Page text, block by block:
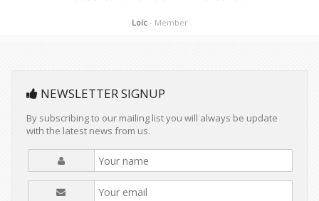
Loic - Member
NEWSLETTER SIGNUP
By subscribing to our mailing list you will always be update
with the latest news from us.